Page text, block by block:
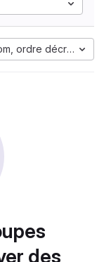
ordre décroissant
des